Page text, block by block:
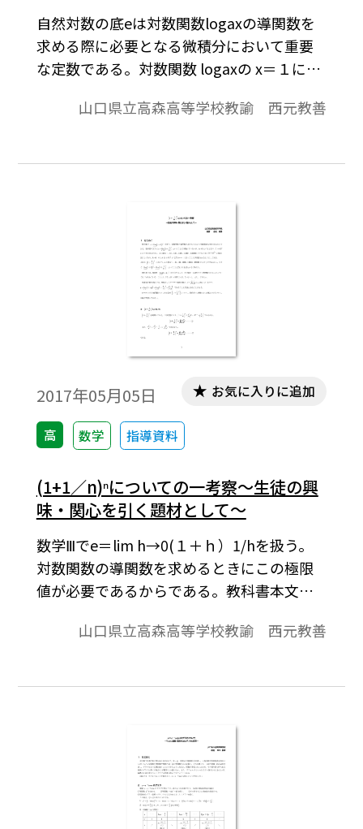
自然対数の底eは対数関数logaxの導関数を
求める際に必要となる微積分において重要
な定数である。対数関数 logaxの x＝１にお
limh→0loga(1＋ｈ)1/ｈの値を求める必要が
ｈ を求めればよいのであるが，微分法の公
ｎ＝01/ｎ！ を証明し，ひいては極限値
limh→0(1＋ｈ)1/ｈが無理数であることを示
したい。※文中の数式は，「Tosho数式エデ
ィタ」で作成されています。ワード文書で数
式を正しく表示するためには，「Tosho数式
エディタ」が導入されていることが必要で
す。会員向け無償ダウンロードはこちら
→https://ten.tokyo-
shoseki.co.jp/login/newenter.php?
wurl=/detail/40776/
山口県立高森高等学校教諭 西元教善
2017年05月05日
高 数学 指導資料
お気に入りに追加
(1+1／n)ⁿについての一考察～生徒の興
味・関心を引く題材として～
数学Ⅲでe＝lim h→0(１＋ｈ）1/hを扱う。
対数関数の導関数を求めるときにこの極限
値が必要であるからである。教科書本文で
触れていないが，h→0とするときの(１＋
１，0.1, 0.01，0.001，0.0001，0.00001とす
h→0 のとき(１＋ｈ）1/hが 2.718……に近
づくことが実感されるようにしてある。ｎ
→∞のとき極限値がeである数列 ｛（１＋
１/n）n｝について，教科書では触れられる
機会が少ないので，本稿で考察してみた
山口県立高森高等学校教諭 西元教善